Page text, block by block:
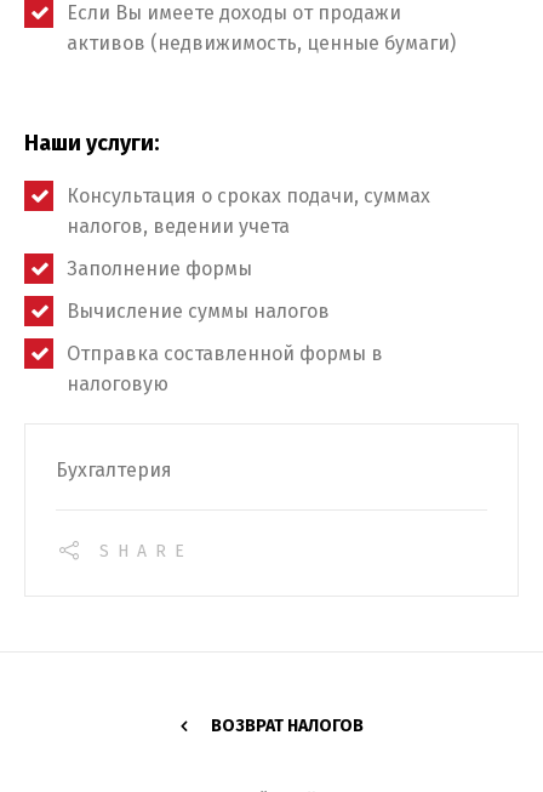
Если Вы имеете доходы от продажи
активов (недвижимость, ценные бумаги)
Наши услуги:
Консультация о сроках подачи, суммах
налогов, ведении учета
Заполнение формы
Вычисление суммы налогов
Отправка составленной формы в
налоговую
Бухгалтерия
SHARE
ВОЗВРАТ НАЛОГОВ